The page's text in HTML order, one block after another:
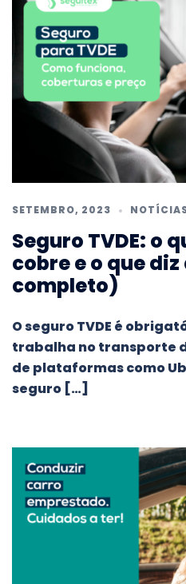
SETEMBRO, 2023
Seguro TVDE: o
cobre e o que
completo)
O seguro TVDE é
trabalha no transporte
de plataformas como
seguro […]